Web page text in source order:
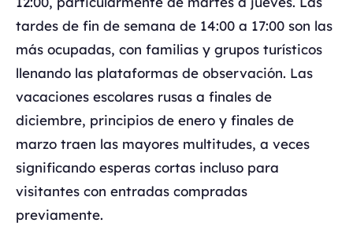
tardes de fin de semana de 14:00 a 17:00 son las
más ocupadas, con familias y grupos turísticos
llenando las plataformas de observación. Las
vacaciones escolares rusas a finales de
diciembre, principios de enero y finales de
marzo traen las mayores multitudes, a veces
significando esperas cortas incluso para
visitantes con entradas compradas
previamente.